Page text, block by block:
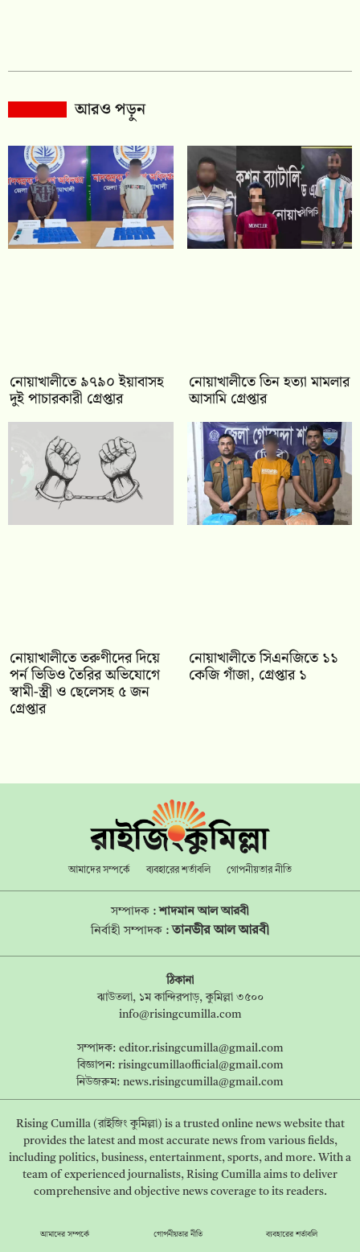
আরও পড়ুন
নোয়াখালীতে ৯৭৯০ ইয়াবাসহ
দুই পাচারকারী গ্রেপ্তার
নোয়াখালীতে তিন হত্যা মামলার
আসামি গ্রেপ্তার
নোয়াখালীতে তরুণীদের দিয়ে
পর্ন ভিডিও তৈরির অভিযোগে
স্বামী-স্ত্রী ও ছেলেসহ ৫ জন
গ্রেপ্তার
নোয়াখালীতে সিএনজিতে ১১
কেজি গাঁজা, গ্রেপ্তার ১
আমাদের সম্পর্কে ব্যবহারের শর্তাবলি গোপনীয়তার নীতি
সম্পাদক :শাদমান আল আরবী
নির্বাহী সম্পাদক :তানভীর আল আরবী
ঠিকানা
ঝাউতলা, ১ম কান্দিরপাড়, কুমিল্লা ৩৫০০
info@risingcumilla.com
সম্পাদক: editor.risingcumilla@gmail.com
বিজ্ঞাপন: risingcumillaofficial@gmail.com
নিউজরুম: news.risingcumilla@gmail.com
Rising Cumilla (রাইজিং কুমিল্লা) is a trusted online news website that
provides the latest and most accurate news from various fields,
including politics, business, entertainment, sports, and more. With a
team of experienced journalists, Rising Cumilla aims to deliver
comprehensive and objective news coverage to its readers.
আমাদের সম্পর্কে গোপনীয়তার নীতি ব্যবহারের শর্তাবলি